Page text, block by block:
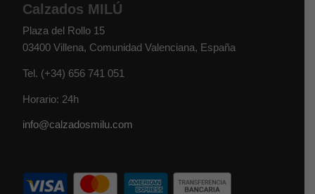
Calzados MILÚ
Plaza del Rollo 15
03400 Villena, Comunidad Valenciana, España
Tel. (+34) 656 741 051
Horario: 24h
info@calzadosmilu.com